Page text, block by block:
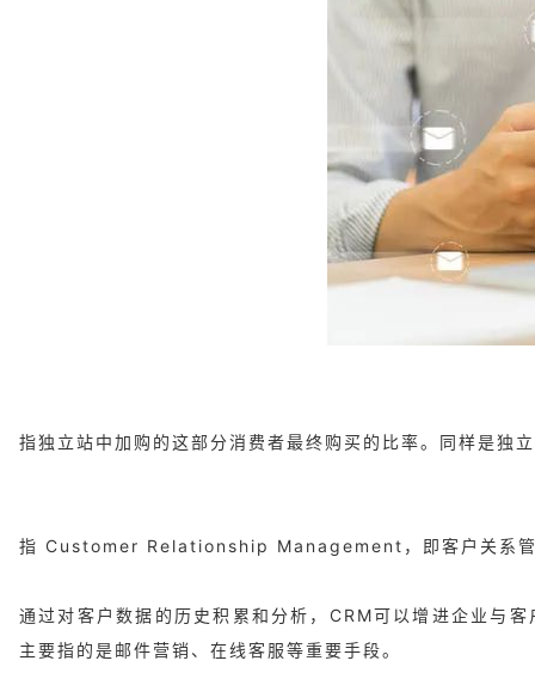
指独立站中加购的这部分消费者最终购买的比率。同样是独
指 Customer Relationship Management，即客户关系管
通过对客户数据的历史积累和分析，CRM可以增进企业与
主要指的是邮件营销、在线客服等重要手段。